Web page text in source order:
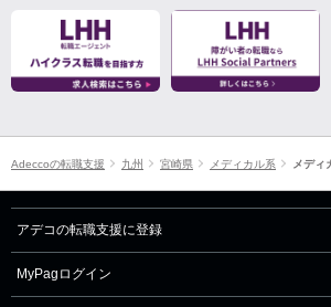
Adeccoの転職支援 九州 宮崎県 メディカル系 メディ
アデコの転職支援に登録
MyPagログイン